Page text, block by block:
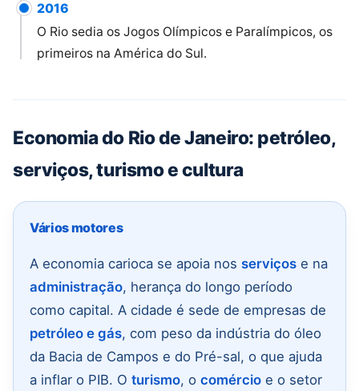
2016
O Rio sedia os Jogos Olímpicos e Paralímpicos, os
primeiros na América do Sul.
Economia do Rio de Janeiro: petróleo,
serviços, turismo e cultura
Vários motores
A economia carioca se apoia nos serviços e na
administração, herança do longo período
como capital. A cidade é sede de empresas de
petróleo e gás, com peso da indústria do óleo
da Bacia de Campos e do Pré-sal, o que ajuda
a inflar o PIB. O turismo, o comércio e o setor